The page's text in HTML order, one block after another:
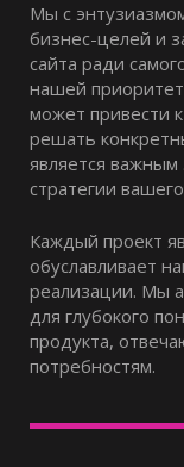
Мы с
бизнес-целей и
сайта ради
нашей
может привести
решать
является
стратегии
Каждый проект
обуславливает
реализации. Мы
для глубокого
продукта,
потребностям.